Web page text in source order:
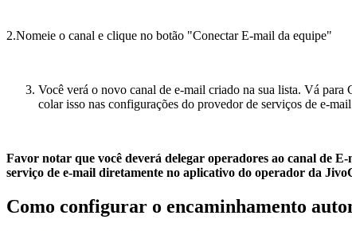
2.Nomeie o canal e clique no botão "Conectar E-mail da equipe"
Você verá o novo canal de e-mail criado na sua lista. Vá
colar isso nas configurações do provedor de serviços de e-
Favor notar que você deverá delegar operadores ao canal de
serviço de e-mail diretamente no aplicativo do operador da
Como configurar o encaminhamento